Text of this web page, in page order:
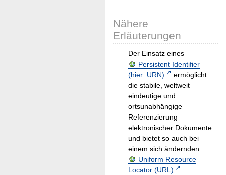
Nähere
Erläuterungen
Der Einsatz eines
Persistent Identifier
(hier: URN)
ermöglicht
die stabile, weltweit
eindeutige und
ortsunabhängige
Referenzierung
elektronischer Dokumente
und bietet so auch bei
einem sich ändernden
Uniform Resource
Locator (URL)